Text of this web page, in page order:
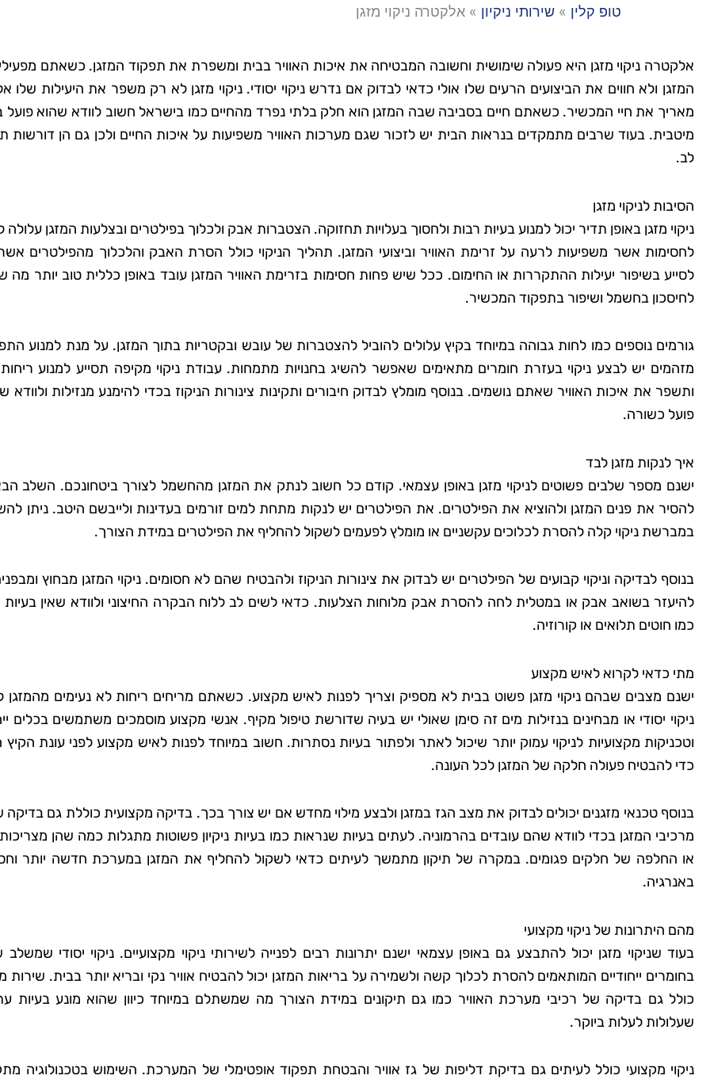
טופ קלין » שירותי ניקיון » אלקטרה ניקוי מזגן
אלקטרה ניקוי מזגן היא פעולה שימושית וחשובה המבטיחה את איכות האוויר בבית ומשפרת את תפקוד המזגן. כשאתם
המזגן ולא חווים את הביצועים הרעים שלו אולי כדאי לבדוק אם נדרש ניקוי יסודי. ניקוי מזגן לא רק משפר את היעילות שלו
מאריך את חיי המכשיר. כשאתם חיים בסביבה שבה המזגן הוא חלק בלתי נפרד מהחיים כמו בישראל חשוב לוודא שהוא פועל
מיטבית. בעוד שרבים מתמקדים בנראות הבית יש לזכור שגם מערכות האוויר משפיעות על איכות החיים ולכן גם הן דורשות
לב.
הסיבות לניקוי מזגן
ניקוי מזגן באופן תדיר יכול למנוע בעיות רבות ולחסוך בעלויות תחזוקה. הצטברות אבק ולכלוך בפילטרים ובצלעות המזגן עלולה
לחסימות אשר משפיעות לרעה על זרימת האוויר וביצועי המזגן. תהליך הניקוי כולל הסרת האבק והלכלוך מהפילטרים אשר
לסייע בשיפור יעילות ההתקררות או החימום. ככל שיש פחות חסימות בזרימת האוויר המזגן עובד באופן כללית טוב יותר מה
לחיסכון בחשמל ושיפור בתפקוד המכשיר.
גורמים נוספים כמו לחות גבוהה במיוחד בקיץ עלולים להוביל להצטברות של עובש ובקטריות בתוך המזגן. על מנת למנוע
מזהמים יש לבצע ניקוי בעזרת חומרים מתאימים שאפשר להשיג בחנויות מתמחות. עבודת ניקוי מקיפה תסייע למנוע
ותשפר את איכות האוויר שאתם נושמים. בנוסף מומלץ לבדוק חיבורים ותקינות צינורות הניקוז בכדי להימנע מנזילות ולוודא
פועל כשורה.
איך לנקות מזגן לבד
ישנם מספר שלבים פשוטים לניקוי מזגן באופן עצמאי. קודם כל חשוב לנתק את המזגן מהחשמל לצורך ביטחונכם. השלב
להסיר את פנים המזגן ולהוציא את הפילטרים. את הפילטרים יש לנקות מתחת למים זורמים בעדינות ולייבשם היטב. ניתן
במברשת ניקוי קלה להסרת לכלוכים עקשניים או מומלץ לפעמים לשקול להחליף את הפילטרים במידת הצורך.
בנוסף לבדיקה וניקוי קבועים של הפילטרים יש לבדוק את צינורות הניקוז ולהבטיח שהם לא חסומים. ניקוי המזגן מבחוץ
להיעזר בשואב אבק או במטלית לחה להסרת אבק מלוחות הצלעות. כדאי לשים לב ללוח הבקרה החיצוני ולוודא שאין בעיות
כמו חוטים תלואים או קורוזיה.
מתי כדאי לקרוא לאיש מקצוע
ישנם מצבים שבהם ניקוי מזגן פשוט בבית לא מספיק וצריך לפנות לאיש מקצוע. כשאתם מריחים ריחות לא נעימים מהמזגן
ניקוי יסודי או מבחינים בנזילות מים זה סימן שאולי יש בעיה שדורשת טיפול מקיף. אנשי מקצוע מוסמכים משתמשים בכלים
וטכניקות מקצועיות לניקוי עמוק יותר שיכול לאתר ולפתור בעיות נסתרות. חשוב במיוחד לפנות לאיש מקצוע לפני עונת
כדי להבטיח פעולה חלקה של המזגן לכל העונה.
בנוסף טכנאי מזגנים יכולים לבדוק את מצב הגז במזגן ולבצע מילוי מחדש אם יש צורך בכך. בדיקה מקצועית כוללת גם
מרכיבי המזגן בכדי לוודא שהם עובדים בהרמוניה. לעתים בעיות שנראות כמו בעיות ניקיון פשוטות מתגלות כמה שהן מצריכות
או החלפה של חלקים פגומים. במקרה של תיקון מתמשך לעיתים כדאי לשקול להחליף את המזגן במערכת חדשה יותר
באנרגיה.
מהם היתרונות של ניקוי מקצועי
בעוד שניקוי מזגן יכול להתבצע גם באופן עצמאי ישנם יתרונות רבים לפנייה לשירותי ניקוי מקצועיים. ניקוי יסודי שמשלב
בחומרים ייחודיים המותאמים להסרת לכלוך קשה ולשמירה על בריאות המזגן יכול להבטיח אוויר נקי ובריא יותר בבית. שירות
כולל גם בדיקה של רכיבי מערכת האוויר כמו גם תיקונים במידת הצורך מה שמשתלם במיוחד כיוון שהוא מונע בעיות
שעלולות לעלות ביוקר.
ניקוי מקצועי כולל לעיתים גם בדיקת דליפות של גז אוויר והבטחת תפקוד אופטימלי של המערכת. השימוש בטכנולוגיה